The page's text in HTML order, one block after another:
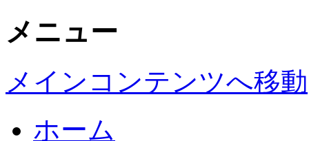
メニュー
メインコンテンツへ移動
ホーム